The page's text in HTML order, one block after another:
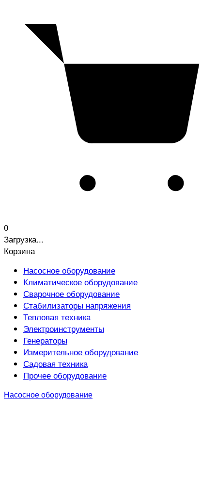
0
Загрузка...
Корзина
Насосное оборудование
Климатическое оборудование
Сварочное оборудование
Стабилизаторы напряжения
Тепловая техника
Электроинструменты
Генераторы
Измерительное оборудование
Садовая техника
Прочее оборудование
Насосное оборудование